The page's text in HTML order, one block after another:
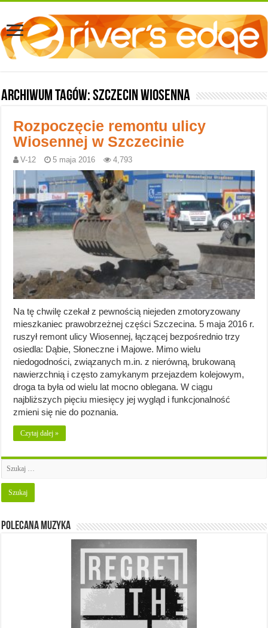
Archiwum tagów:Szczecin Wiosenna
Rozpoczęcie remontu ulicy
Wiosennej w Szczecinie
V-12 5 maja 2016 4,793
Na tę chwilę czekał z pewnością niejeden zmotoryzowany
mieszkaniec prawobrzeżnej części Szczecina. 5 maja 2016 r.
ruszył remont ulicy Wiosennej, łączącej bezpośrednio trzy
osiedla: Dąbie, Słoneczne i Majowe. Mimo wielu
niedogodności, związanych m.in. z nierówną, brukowaną
nawierzchnią i często zamykanym przejazdem kolejowym,
droga ta była od wielu lat mocno oblegana. W ciągu
najbliższych pięciu miesięcy jej wygląd i funkcjonalność
zmieni się nie do poznania.
Czytaj dalej »
Polecana muzyka